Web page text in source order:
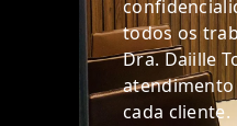
todos os
Dra. Daiille
cada cliente.